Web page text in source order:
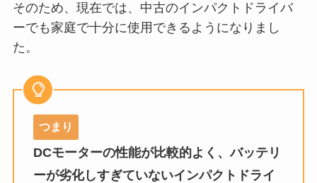
そのため、現在では、中古のインパクトドライバ
ーでも家庭で十分に使用できるようになりまし
た。
つまり
DCモーターの性能が比較的よく、バッテリ
ーが劣化しすぎていないインパクトドライ